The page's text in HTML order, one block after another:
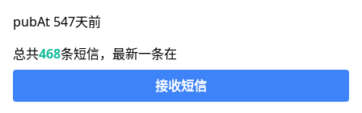
pubAt 547天前
总共468条短信，最新一条在
接收短信